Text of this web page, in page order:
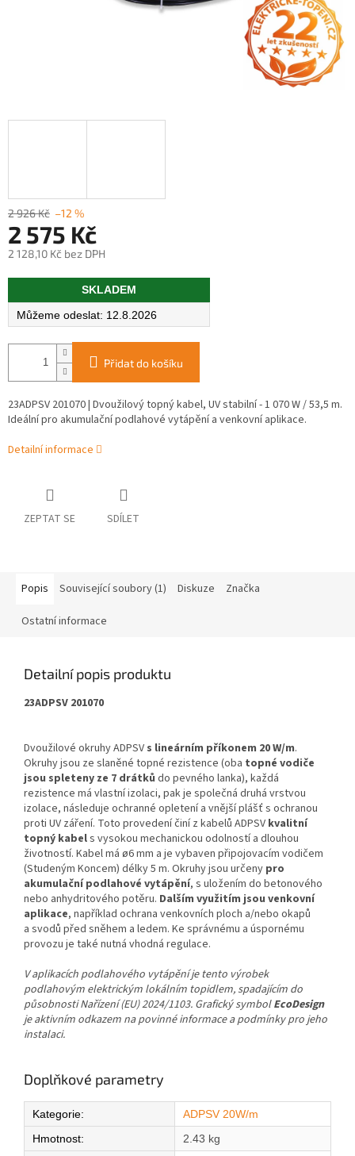
2 926 Kč –12 %
2 575 Kč
2 128,10 Kč bez DPH
Měrná
SKLADEM
12.8.2026
Přidat do košíku
23ADPSV 201070 | Dvoužilový topný kabel, UV stabilní - 1 070 W / 53,5 m.
Ideální pro akumulační podlahové vytápění a venkovní aplikace.
Detailní informace
ZEPTAT SE SDÍLET
Popis Související soubory (1) Diskuze Značka
Ostatní informace
Detailní popis produktu
23ADPSV 201070
Dvoužilové okruhy ADPSV s lineárním příkonem 20 W/m.
Okruhy jsou ze slaněné topné rezistence (oba topné vodiče
jsou spleteny ze 7 drátků do pevného lanka), každá
rezistence má vlastní izolaci, pak je společná druhá vrstvou
izolace, následuje ochranné opletení a vnější plášť s ochranou
proti UV záření. Toto provedení činí z kabelů ADPSV kvalitní
topný kabels vysokou mechanickou odolností a dlouhou
životností. Kabel má ø6 mm a je vybaven připojovacím vodičem
(Studeným Koncem) délky 5 m. Okruhy jsou určeny pro
akumulační podlahové vytápění, s uložením do betonového
nebo anhydritového potěru. Dalším využitím jsou venkovní
aplikace, například ochrana venkovních ploch a/nebo okapů
a svodů před sněhem a ledem. Ke správnému a úspornému
provozu je také nutná vhodná regulace.
V aplikacích podlahového vytápění je tento výrobek
podlahovým elektrickým lokálním topidlem, spadajícím do
působnosti Nařízení (EU) 2024/1103. Grafický symbolEcoDesign
je aktivním odkazem na povinné informace a podmínky pro jeho
instalaci.
Doplňkové parametry
Kategorie:
ADPSV 20W/m
Hmotnost:
2.43 kg